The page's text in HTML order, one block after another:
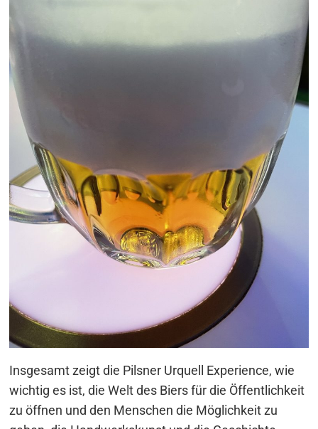
Insgesamt zeigt die Pilsner Urquell Experience, wie
wichtig es ist, die Welt des Biers für die Öffentlichkeit
zu öffnen und den Menschen die Möglichkeit zu